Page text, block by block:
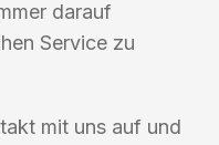
darauf
Service zu
mit uns auf und